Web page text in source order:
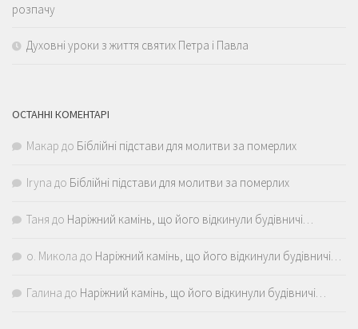
розпачу
Духовні уроки з життя святих Петра і Павла
ОСТАННІ КОМЕНТАРІ
Макар до Біблійні підстави для молитви за померлих
Iryna до Біблійні підстави для молитви за померлих
Таня до Наріжний камінь, що його відкинули будівничі…
о. Микола до Наріжний камінь, що його відкинули будівничі…
Галина до Наріжний камінь, що його відкинули будівничі…